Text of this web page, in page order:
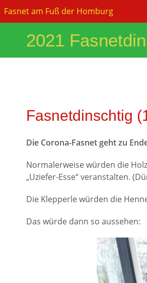
Inhalt
springen
Fasnet am Fuß der Homburg
2021
Fasnetdinschtig
Die Corona-Fasnet geht zu
Normalerweise würden die
„Uziefer-Esse“ veranstalten.
Die Klepperle würden die
Das würde dann so aussehen: